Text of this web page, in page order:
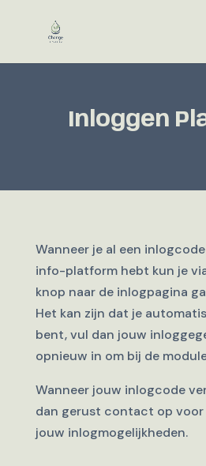
Inloggen
Wanneer je al een
info-platform hebt kun je
knop naar de inlogpagina
Het kan zijn dat je
bent, vul dan jouw
opnieuw in om bij de
Wanneer jouw inlogcode
dan gerust contact op voor
jouw inlogmogelijkheden.